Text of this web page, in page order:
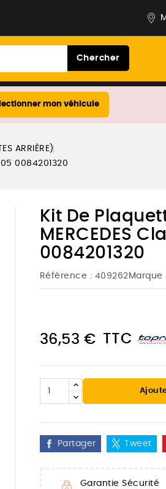
Chercher
mon véhicule
ARRIÈRE)
0084201320
Kit De
MERCEDES
0084201320
Référence : 409262 Marque
36,53 € TTC
Partager Tweet
Garantie Sécurité